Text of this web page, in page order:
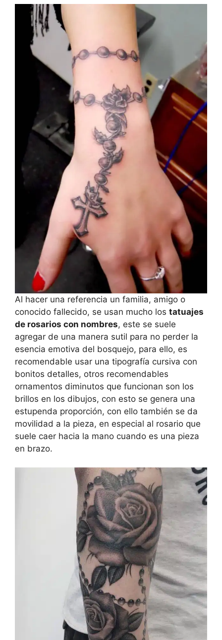
Al hacer una referencia un familia, amigo o
conocido fallecido, se usan mucho los tatuajes
de rosarios con nombres, este se suele
agregar de una manera sutil para no perder la
esencia emotiva del bosquejo, para ello, es
recomendable usar una tipografía cursiva con
bonitos detalles, otros recomendables
ornamentos diminutos que funcionan son los
brillos en los dibujos, con esto se genera una
estupenda proporción, con ello también se da
movilidad a la pieza, en especial al rosario que
suele caer hacia la mano cuando es una pieza
en brazo.